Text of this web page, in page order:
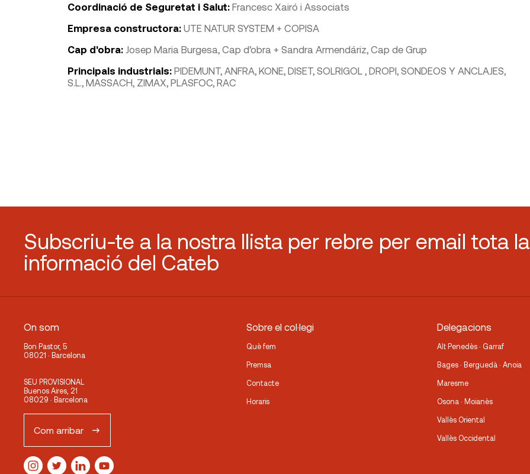
Coordinació de Seguretat i Salut: Francesc Xairó i Associats
Empresa constructora: UTE NATUR SYSTEM + COPISA
Cap d'obra: Josep Maria Burgesa, Cap d’obra + Sandra Armendáriz, Cap de Grup
Principals industrials:PIDEMUNT, ANFRA, KONE, DISET, SOLRIGOL , DROPI, SONDEOS Y ANCLAJES,
S.L., MASSACH, ZIMAX, PLASFOC, RAC
Subscriu-te a la nostra llista per rebre per email tota la
informació del Cateb
On som
Bon Pastor, 5
08021 · Barcelona
SEU PROVISIONAL
Buenos Aires, 21
08029 · Barcelona
Com arribar
Sobre el col·legi
Què fem
Premsa
Contacte
Horaris
Delegacions
Alt Penedès · Garraf
Bages · Berguedà · Anoia
Maresme
Osona · Moianès
Vallès Oriental
Vallès Occidental